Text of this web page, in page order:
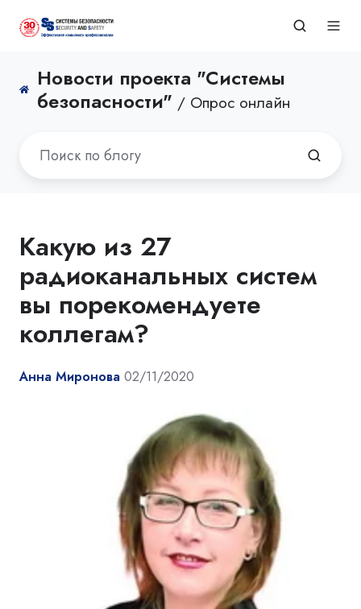
Новости проекта "Системы
безопасности" / Опрос онлайн
Какую из 27
радиоканальных систем
вы порекомендуете
коллегам?
Анна Миронова 02/11/2020